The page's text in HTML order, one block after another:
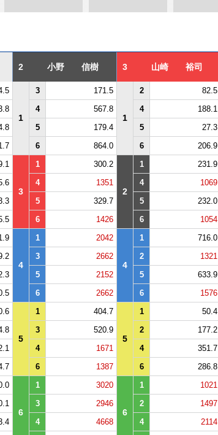
2 小野 信樹 3 山崎 裕司
1
3 171.5
1
2 82.5
4 567.8 4 188.1
5 179.4 5 27.3
6 864.0 6 206.9
3
1 300.2
2
1 231.9
4 1351 4 1069
5 329.7 5 232.0
6 1426 6 1054
4
1 2042
4
1 716.0
3 2662 2 1321
5 2152 5 633.9
6 2662 6 1576
5
1 404.7
5
1 50.4
3 520.9 2 177.2
4 1671 4 351.7
6 1387 6 286.8
6
1 3020
6
1 1021
3 2946 2 1497
4 4668 4 2114